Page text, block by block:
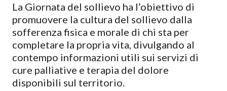
La Giornata del sollievo ha l’obiettivo di
promuovere la cultura del sollievo dalla
sofferenza fisica e morale di chi sta per
completare la propria vita, divulgando al
contempo informazioni utili sui servizi di
cure palliative e terapia del dolore
disponibili sul territorio.